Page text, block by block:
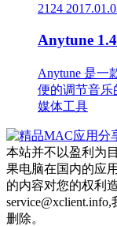
2124
Anytune
Anytune 是一
便的调节音乐
媒体工具
本站并不以盈利为
果电脑在国内的应
的内容对您的权利
删除。